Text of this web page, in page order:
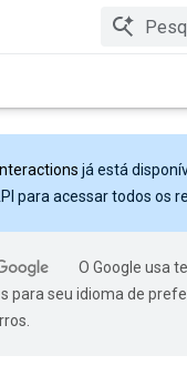
já está
para acessar todos os
O Google usa
para seu idioma de